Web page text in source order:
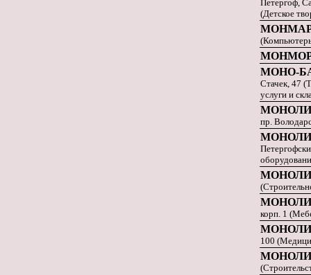
Петергоф,
(Детское
МОНО-
Стачек, 47
услуги и
пр.
корп. 1
100